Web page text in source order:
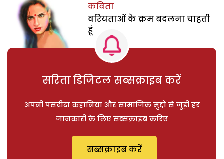
कविता
वरियताओं के क्रम बदलना चाहती
हूं
सरिता डिजिटल सब्सक्राइब करें
अपनी पसंदीदा कहानियां और सामाजिक मुद्दों से जुड़ी हर
जानकारी के लिए सब्सक्राइब करिए
सब्सक्राइब करें